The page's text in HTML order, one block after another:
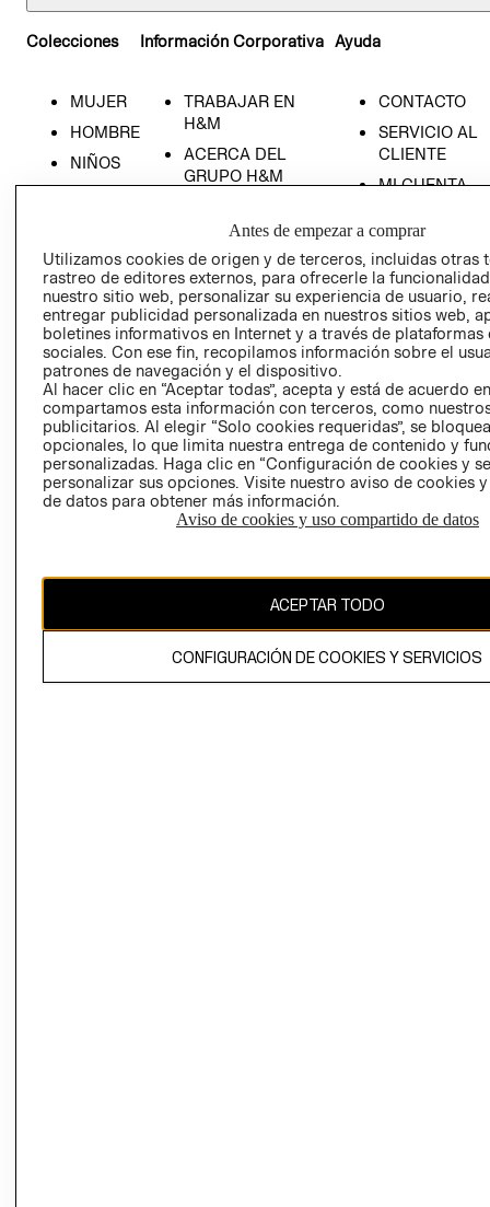
Colecciones
MUJER
HOMBRE
NIÑOS
Información Corporativa
TRABAJAR EN
H&M
ACERCA DEL
GRUPO H&M
SOCIAL
PRENSA
RELACIÓN CON
INVERSIONISTAS
POLÍTICA
EMPRESARIAL
Ayuda
CONTACTO
SERVICIO AL
CLIENTE
MI CUENTA
TIENDAS
- RETIRO EN
TIENDA
TÉRMINOS Y
CONDICIONES
AVISO DE
PRIVACIDAD
GIFT CARD
AVISO DE
Antes de empezar a comprar
Utilizamos cookies de origen y de terceros, incluidas otras
rastreo de editores externos, para ofrecerle la
nuestro sitio web, personalizar su experiencia de usuario,
entregar publicidad personalizada en nuestros sitios web,
boletines informativos en Internet y a través de plataformas
sociales. Con ese fin, recopilamos información sobre el
patrones de navegación y el dispositivo.
Al hacer clic en “Aceptar todas”, acepta y está de acuerdo
compartamos esta información con terceros, como
publicitarios. Al elegir “Solo cookies requeridas”, se
opcionales, lo que limita nuestra entrega de contenido y
personalizadas. Haga clic en “Configuración de cookies y
personalizar sus opciones. Visite nuestro aviso de cookies
de datos para obtener más información.
Aviso de cookies y uso compartido de datos
ACEPTAR TODO
CONFIGURACIÓN DE COOKIES Y SERVICIOS